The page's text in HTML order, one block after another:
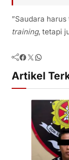
”Saudara
training, tetapi
Facebook Twitter WhatsApp
Artikel